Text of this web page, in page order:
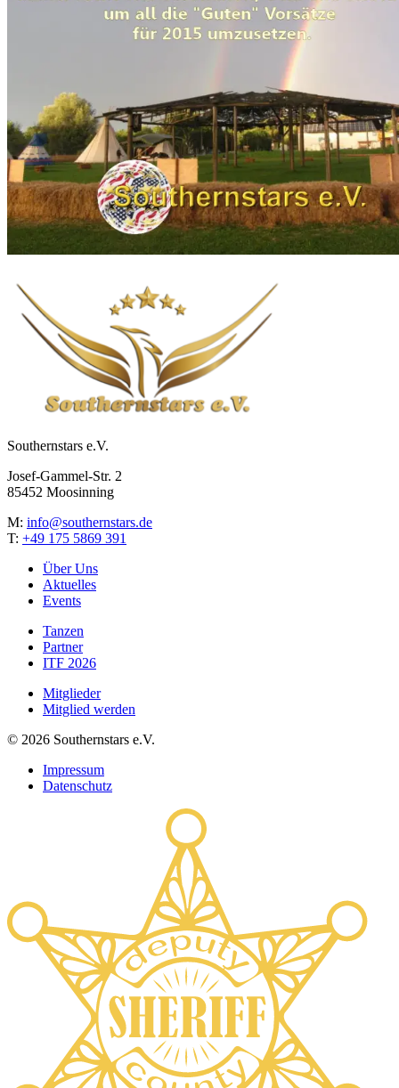
Southernstars e.V.
Josef-Gammel-Str. 2
85452 Moosinning
M: info@southernstars.de
T: +49 175 5869 391
Über Uns
Aktuelles
Events
Tanzen
Partner
ITF 2026
Mitglieder
Mitglied werden
© 2026 Southernstars e.V.
Impressum
Datenschutz